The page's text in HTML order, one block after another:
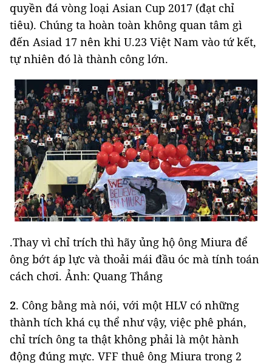
quyền đá vòng loại Asian Cup 2017 (đạt chỉ
tiêu). Chúng ta hoàn toàn không quan tâm gì
đến Asiad 17 nên khi U.23 Việt Nam vào tứ kết,
tự nhiên đó là thành công lớn.
.Thay vì chỉ trích thì hãy ủng hộ ông Miura để
ông bớt áp lực và thoải mái đầu óc mà tính toán
cách chơi. Ảnh: Quang Thắng
2. Công bằng mà nói, với một HLV có những
thành tích khá cụ thể như vậy, việc phê phán,
chỉ trích ông ta thật không phải là một hành
động đúng mực. VFF thuê ông Miura trong 2